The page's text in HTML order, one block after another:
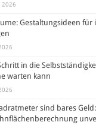
2026
Gestaltungsideen
in die
warten kann
sind bares